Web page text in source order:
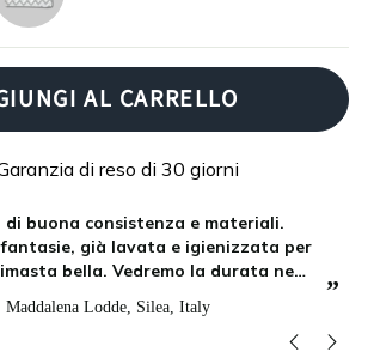
AL CARRELLO
di reso di 30 giorni
”
fantasie, già lavata e igienizzata per
bella. Vedremo la durata nel
che sono teli utili per diversi usi
Maddalena Lodde, Silea, Italy